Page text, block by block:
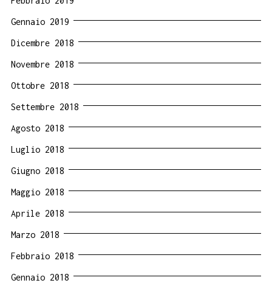
Gennaio 2019
Dicembre 2018
Novembre 2018
Ottobre 2018
Settembre 2018
Agosto 2018
Luglio 2018
Giugno 2018
Maggio 2018
Aprile 2018
Marzo 2018
Febbraio 2018
Gennaio 2018